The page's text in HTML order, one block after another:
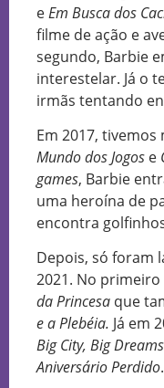
eEm Busca dos
filme de ação e
segundo, Barbie
interestelar. Já o
irmãs tentando
Em 2017,
Mundo dos Jogos e
games, Barbie
uma heroína de
encontra
Depois, só foram
2021. No
da Princesa que
e a Plebéia. Já em
Big City, Big Dreams
Aniversário Perdido.